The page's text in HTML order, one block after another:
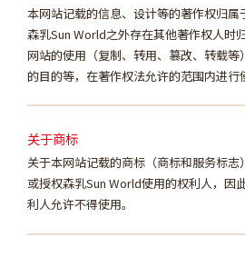
本网站记载的信息、设计等的著作权归
森乳Sun World之外存在其他著作权人时
网站的使用（复制、转用、篡改、转载
的目的等，在著作权法允许的范围内进行
关于商标
关于本网站记载的商标（商标和服务标
或授权森乳Sun World使用的权利人，因
利人允许不得使用。